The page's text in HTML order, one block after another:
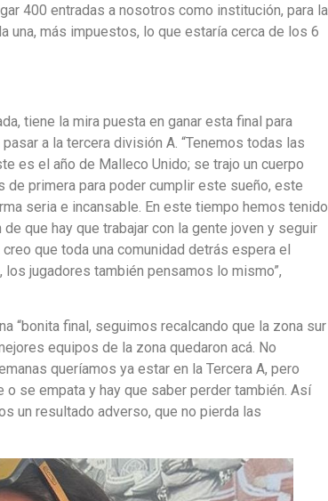
400 entradas a nosotros como institución, para la
una, más impuestos, lo que estaría cerca de los 6
tiene la mira puesta en ganar esta final para
a la tercera división A. “Tenemos todas las
es el año de Malleco Unido; se trajo un cuerpo
de primera para poder cumplir este sueño, este
seria e incansable. En este tiempo hemos tenido
que hay que trabajar con la gente joven y seguir
que toda una comunidad detrás espera el
jugadores también pensamos lo mismo”,
“bonita final, seguimos recalcando que la zona sur
equipos de la zona quedaron acá. No
queríamos ya estar en la Tercera A, pero
se empata y hay que saber perder también. Así
un resultado adverso, que no pierda las